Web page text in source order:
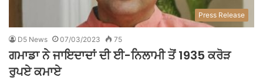
Press Release
D5 News 07/03/2023 75
ਗਮਾਡਾ ਨੇ ਜਾਇਦਾਦਾਂ ਦੀ ਈ-ਨਿਲਾਮੀ ਤੋਂ 1935 ਕਰੋੜ
ਰੁਪਏ ਕਮਾਏ